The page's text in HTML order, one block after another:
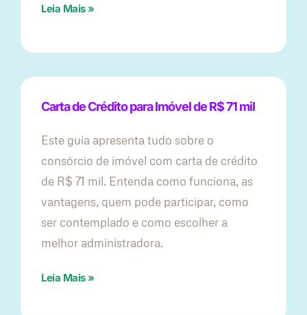
Leia Mais »
Carta de Crédito para Imóvel de R$ 71 mil
Este guia apresenta tudo sobre o
consórcio de imóvel com carta de crédito
de R$ 71 mil. Entenda como funciona, as
vantagens, quem pode participar, como
ser contemplado e como escolher a
melhor administradora.
Leia Mais »